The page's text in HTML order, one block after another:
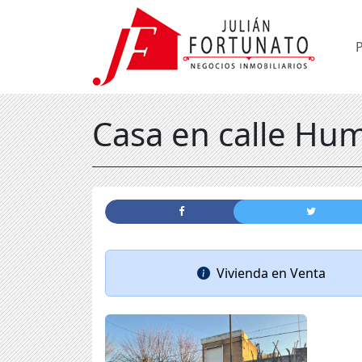
Casa en calle
Vivienda enVenta